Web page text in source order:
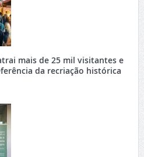
mais de 25 mil visitantes e
da recriação histórica